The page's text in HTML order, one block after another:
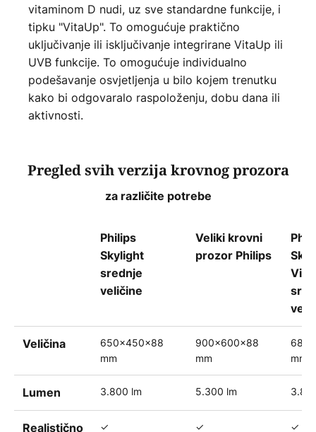
vitaminom D nudi, uz sve standardne funkcije, i
tipku "VitaUp". To omogućuje praktično
uključivanje ili isključivanje integrirane VitaUp ili
UVB funkcije. To omogućuje individualno
podešavanje osvjetljenja u bilo kojem trenutku
kako bi odgovaralo raspoloženju, dobu dana ili
aktivnosti.
Pregled svih verzija krovnog prozora
za različite potrebe
Philips
Skylight
srednje
veličine
Veliki krovni
prozor Philips
Veličina
650x450x88
mm
900x600x88
mm
mm
Lumen 3.800 lm 5.300 lm
Realistično ✓ ✓ ✓